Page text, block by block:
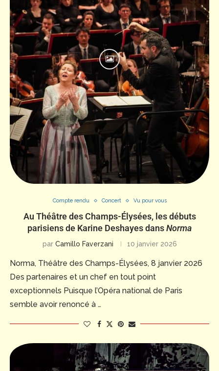
Compte rendu Concert Vu pour vous
Au Théâtre des Champs-Élysées, les débuts
parisiens de Karine Deshayes dansNorma
par Camillo Faverzani 10 janvier 2026
Norma, Théâtre des Champs-Élysées, 8 janvier 2026
Des partenaires et un chef en tout point
exceptionnels Puisque l’Opéra national de Paris
semble avoir renoncé à …